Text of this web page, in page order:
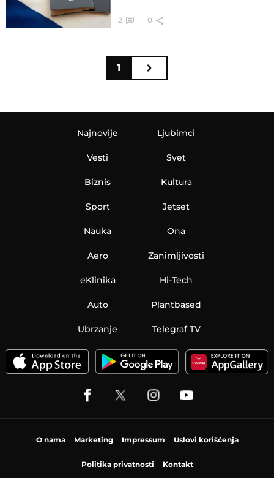
2 0
1
Najnovije
Vesti
Biznis
Sport
Nauka
Aero
Ljubimci
Svet
Kultura
Jetset
Ona
Zanimljivosti
eKlinika Hi-Tech
Auto Plantbased
Ubrzanje Telegraf TV
O nama Marketing Impressum Uslovi korišćenja
Politika privatnosti Kontakt